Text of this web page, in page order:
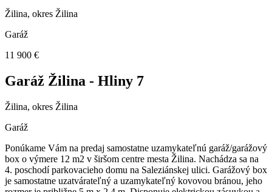
Žilina, okres Žilina
Garáž
11 900 €
Garáž Žilina - Hliny 7
Žilina, okres Žilina
Garáž
Ponúkame Vám na predaj samostatne uzamykateľnú garáž/garážový
box o výmere 12 m2 v širšom centre mesta Žilina. Nachádza sa na
4. poschodí parkovacieho domu na Saleziánskej ulici. Garážový box
je samostatne uzatvárateľný a uzamykateľný kovovou bránou, jeho